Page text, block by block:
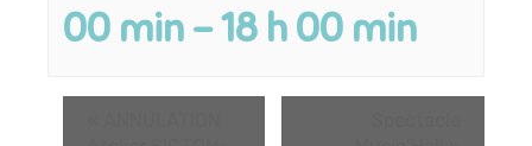
00 min-18 h 00 min